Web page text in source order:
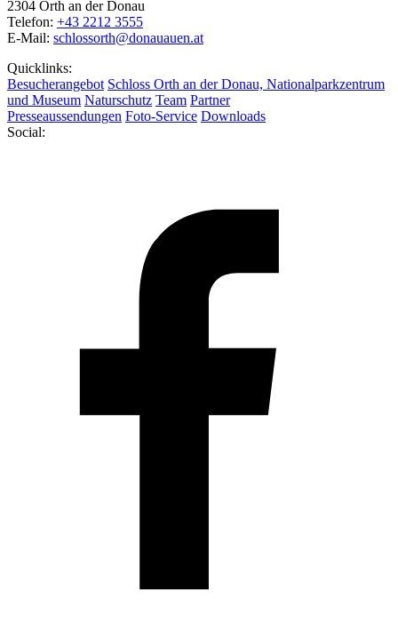
2304 Orth an der Donau
Telefon: +43 2212 3555
E-Mail: schlossorth@donauauen.at
Quicklinks:
Besucherangebot Schloss Orth an der Donau, Nationalparkzentrum
und Museum Naturschutz Team Partner
Presseaussendungen Foto-Service Downloads
Social: